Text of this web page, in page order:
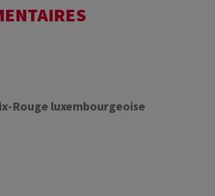
Rouge luxembourgeoise